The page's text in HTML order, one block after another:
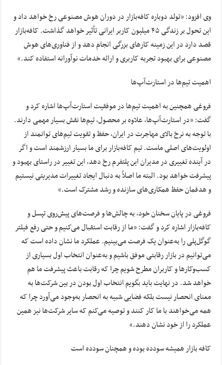
وی افزود: «تولد دوباره کافه‌بازار در دوران هوش مصنوعی رخ خواهد داد و
این تحول بر زندگی ۴۵ میلیون کاربر ایرانی تأثیر خواهد گذاشت. کافه‌بازار
قصد دارد در این زمینه کارهای بزرگی انجام دهد و از فناوری‌های هوش
مصنوعی برای بهبود تجربه کاربری و ارائه خدمات نوآورانه استفاده کند.»
اهمیت تیم‌ها در استارت‌آپ‌ها
فروغی همچنین به اهمیت تیم‌ها در موفقیت استارت‌آپ‌ها اشاره کرد و
گفت: «در استارت‌آپ‌ها، علاوه بر محصول، تیم‌ها نقش بسیار مهمی دارند.
با توجه به نرخ بالای مهاجرت در ایران، حفظ و تقویت تیم‌های توانمند از
اولویت‌های اصلی ماست. تیم کافه‌بازار برای ما بسیار ارزشمند است و اگر
در آینده تغییری در مدیران این پلتفرم رخ دهد، این تغییر در راستای بهبود و
پیشرفت خواهد بود. البته ما اصلاً به دنبال ایجاد تغییرات مدیریتی نیستیم
و هدفمان حفظ همکاری‌های سازنده و رشد مشترک است.»
فروغی در پایان سخنان خود، به چالش‌ها و فرصت‌های پیش‌روی تپسل و
کافه‌بازار اشاره کرد و گفت: «ما از رقابت استقبال می‌کنیم و حتی رفع فیلتر
گوگل‌پلی را به‌عنوان یک فرصت می‌بینیم. عملکرد ما نشان داده است که
می‌توانیم در بازار رقابتی موفق باشیم و به‌عنوان انتخاب اول بسیاری از
کسب‌وکارها و کاربران مطرح شویم چرا که رقابت باعث پیشرفت ما هم
خواهد شد. در نهایت باید بگویم انتخاب اول بودن در بین شرکت‌ها به
معنای انحصار نیست بلکه فضایی شبیه به انحصار به‌وجود می‌آورد چرا که
همه می‌خواهند با ما کار کنند و توصیه می‌کنم که سایر شرکت‌ها نیز همین
عملکرد را از خود نشان دهند.»
کافه بازار همیشه سودده بوده و همچنان سودده است